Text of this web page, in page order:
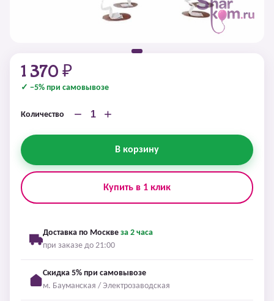
1 370 ₽
✓ −5% при самовывозе
Количество − +
В корзину
Купить в 1 клик
Доставка по Москве за 2 часа
при заказе до 21:00
Скидка 5% при самовывозе
м. Бауманская / Электрозаводская